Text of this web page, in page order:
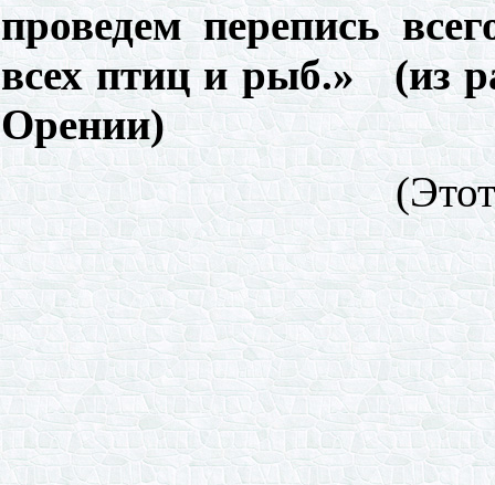
проведем перепись
всех птиц и рыб.» (из
Орении)